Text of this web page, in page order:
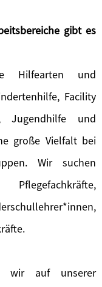
gibt es
Hilfearten und
Facility
Jugendhilfe und
große Vielfalt bei
Wir suchen
wir auf unserer